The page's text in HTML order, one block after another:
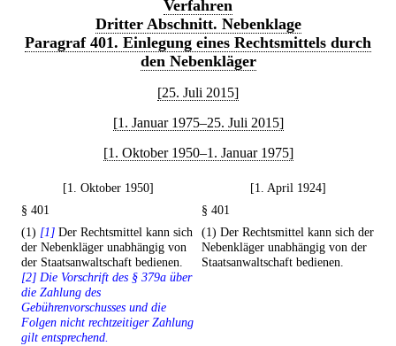
Verfahren
Dritter Abschnitt. Nebenklage
Paragraf 401. Einlegung eines Rechtsmittels durch
den Nebenkläger
[25. Juli 2015]
[1. Januar 1975–25. Juli 2015]
[1. Oktober 1950–1. Januar 1975]
[1. Oktober 1950]
[1. April 1924]
§ 401
§ 401
(1) [1] Der Rechtsmittel kann sich
der Nebenkläger unabhängig von
der Staatsanwaltschaft bedienen.
[2] Die Vorschrift des § 379a über
die Zahlung des
Gebührenvorschusses und die
Folgen nicht rechtzeitiger Zahlung
gilt entsprechend.
(1) Der Rechtsmittel kann sich der
Nebenkläger unabhängig von der
Staatsanwaltschaft bedienen.